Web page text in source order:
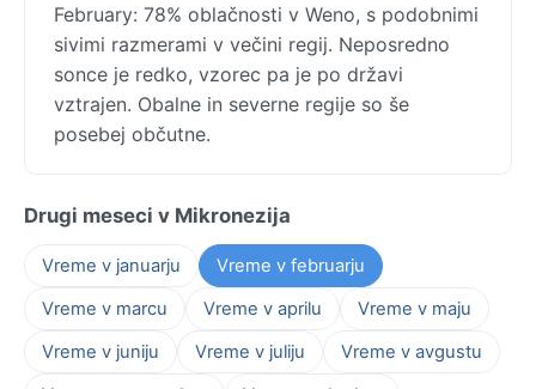
February: 78% oblačnosti v Weno, s podobnimi
sivimi razmerami v večini regij. Neposredno
sonce je redko, vzorec pa je po državi
vztrajen. Obalne in severne regije so še
posebej občutne.
Drugi meseci v Mikronezija
Vreme v januarju
Vreme v februarju
Vreme v marcu
Vreme v aprilu
Vreme v maju
Vreme v juniju
Vreme v juliju
Vreme v avgustu